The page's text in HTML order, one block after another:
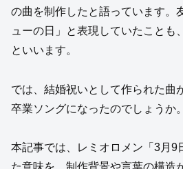
の曲を制作したと語っています。
ューの日」と表現していたことも
といいます。
では、結婚祝いとして作られた曲
卒業ソングになったのでしょうか。
本記事では、レミオロメン「3月9